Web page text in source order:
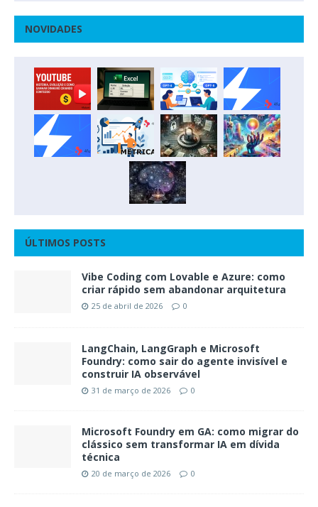
NOVIDADES
ÚLTIMOS POSTS
Vibe Coding com Lovable e Azure: como
criar rápido sem abandonar arquitetura
25 de abril de 2026 0
LangChain, LangGraph e Microsoft
Foundry: como sair do agente invisível e
construir IA observável
31 de março de 2026 0
Microsoft Foundry em GA: como migrar do
clássico sem transformar IA em dívida
técnica
20 de março de 2026 0